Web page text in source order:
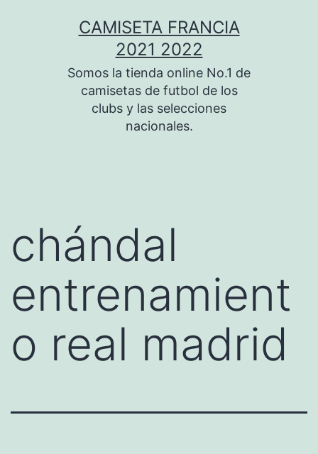
CAMISETA FRANCIA
2021 2022
Somos la tienda online No.1 de
camisetas de futbol de los
clubs y las selecciones
nacionales.
chándal
entrenamient
o real madrid